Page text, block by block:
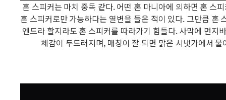
혼 스피커는 마치 중독 같다. 어떤 혼 마니아에 의하면 혼 스
혼 스피커로만 가능하다는 열변을 들은 적이 있다. 그만큼 혼
엔드라 할지라도 혼 스피커를 따라가기 힘들다. 사막에 먼지
체감이 두드러지며, 매칭이 잘 되면 맑은 시냇가에서